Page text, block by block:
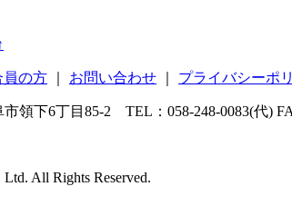
員の方 お問い合わせ プライバシーポ
領下6丁目85-2 TEL：058-248-0083(代)
All Rights Reserved.